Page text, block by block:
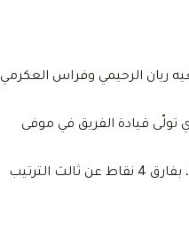
الميداني ومدافعيه ريان الرحيمي وفراس العكرمي
تولّى قيادة الفريق في موفى
يشار إلى أن الفريق إحتل المركز الرابع في ترتيب المجموعة الثانية من الدور الأول للرابطة المحترفة الأولى برصيد 16 نقطة، بفارق 4 نقاط عن ثالث الترتيب